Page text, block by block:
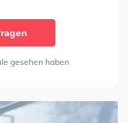
gesehen haben